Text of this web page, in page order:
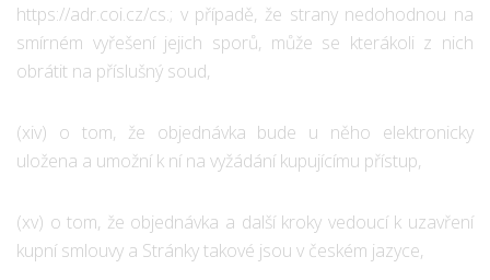
https://adr.coi.cz/cs.; v případě, že strany nedohodnou na
smírném vyřešení jejich sporů, může se kterákoli z nich
obrátit na příslušný soud,
(xiv) o tom, že objednávka bude u něho elektronicky
uložena a umožní k ní na vyžádání kupujícímu přístup,
(xv) o tom, že objednávka a další kroky vedoucí k uzavření
kupní smlouvy a Stránky takové jsou v českém jazyce,